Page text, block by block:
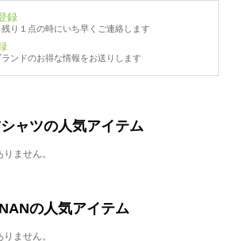
録
り１点の時にいち早くご連絡します
ンドのお得な情報をお送りします
ャツの人気アイテム
ません。
の人気アイテム
ません。